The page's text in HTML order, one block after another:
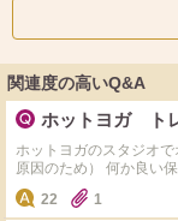
関連度の高いQ&A
ホットヨガ ト
ホットヨガのスタジオ
原因のため） 何か良い
尚ありがたいです。
22 1